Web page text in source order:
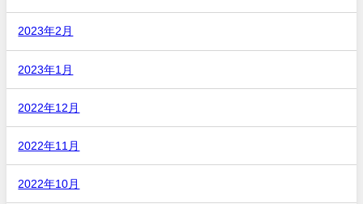
2023年2月
2023年1月
2022年12月
2022年11月
2022年10月